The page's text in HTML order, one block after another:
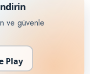
ve güvenle
Play